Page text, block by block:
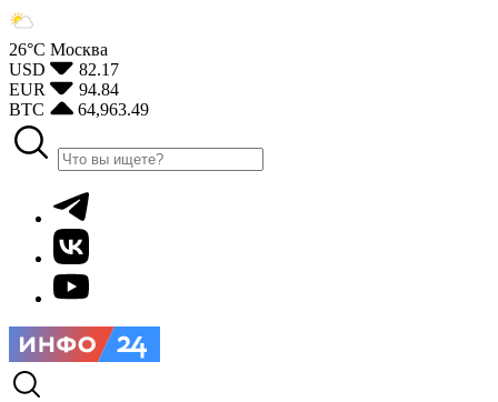
26°С Москва
USD
82.17
EUR
94.84
BTC
64,963.49